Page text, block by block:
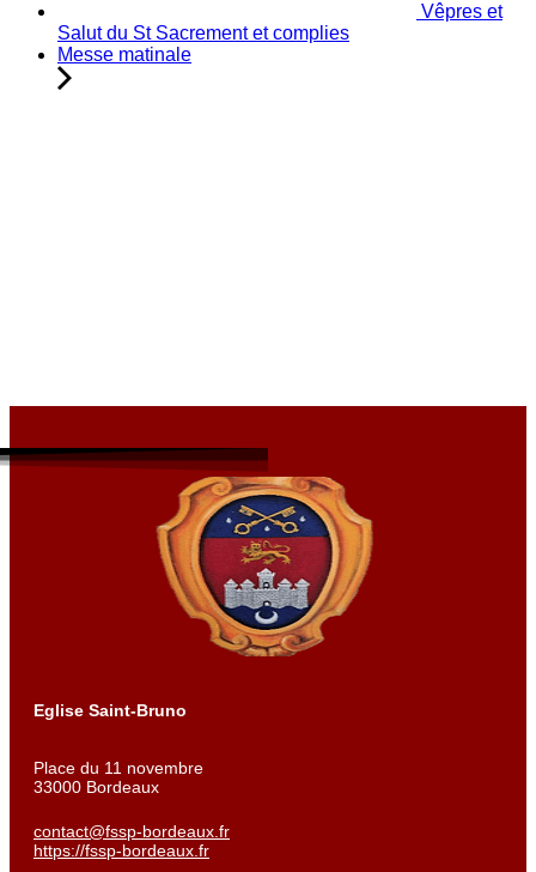
Vêpres et
Salut du St Sacrement et complies
Messe matinale
Eglise Saint-Bruno
Place du 11 novembre
33000 Bordeaux
contact@fssp-bordeaux.fr
https://fssp-bordeaux.fr